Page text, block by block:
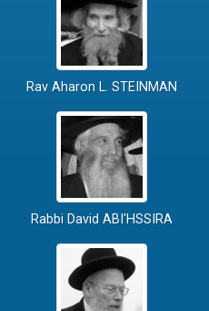
Rav Aharon L. STEINMAN
Rabbi David ABI'HSSIRA